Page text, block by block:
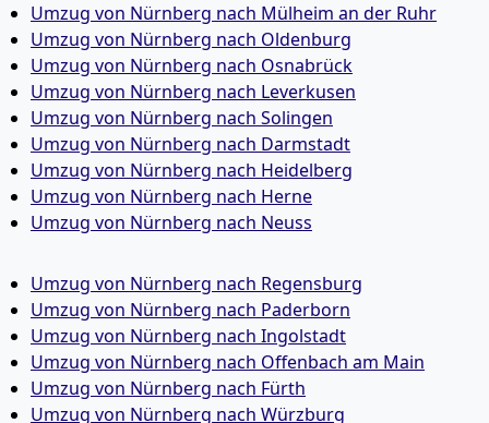
Umzug von Nürnberg nach Mülheim an der Ruhr
Umzug von Nürnberg nach Oldenburg
Umzug von Nürnberg nach Osnabrück
Umzug von Nürnberg nach Leverkusen
Umzug von Nürnberg nach Solingen
Umzug von Nürnberg nach Darmstadt
Umzug von Nürnberg nach Heidelberg
Umzug von Nürnberg nach Herne
Umzug von Nürnberg nach Neuss
Umzug von Nürnberg nach Regensburg
Umzug von Nürnberg nach Paderborn
Umzug von Nürnberg nach Ingolstadt
Umzug von Nürnberg nach Offenbach am Main
Umzug von Nürnberg nach Fürth
Umzug von Nürnberg nach Würzburg